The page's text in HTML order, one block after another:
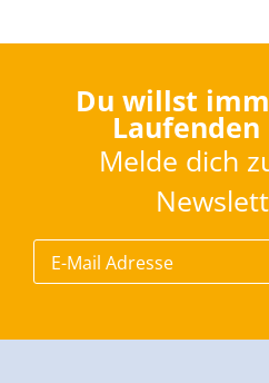
Du willst
Melde dich